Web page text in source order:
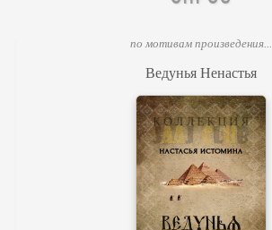
по мотивам произведения...
Ведунья Ненастья